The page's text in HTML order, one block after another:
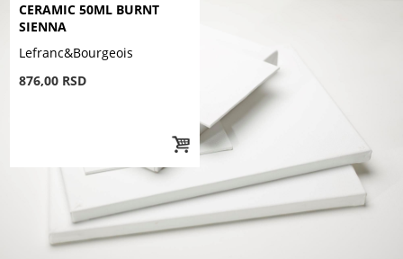
CERAMIC 50ML BURNT
SIENNA
Lefranc&Bourgeois
876,00 RSD